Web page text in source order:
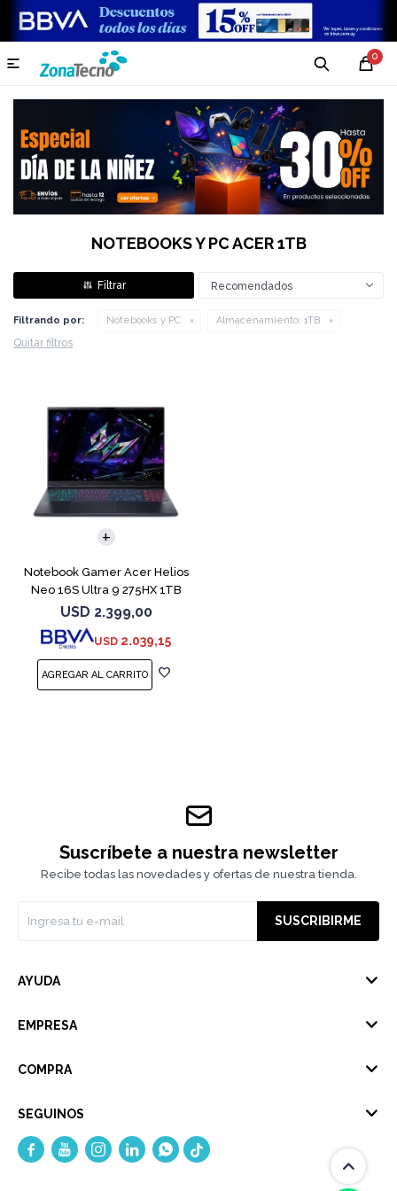
0

NOTEBOOKS Y PC ACER 1TB
Recomendados
Filtrando por: Notebooks y PC Almacenamiento: 1TB
Quitar filtros
Notebook Gamer Acer Helios
Neo 16S Ultra 9 275HX 1TB
5060
USD 2.399,00
USD 2.039,15
Suscríbete a nuestra newsletter
Recibe todas las novedades y ofertas de nuestra tienda.
SUSCRIBIRME
AYUDA
EMPRESA
COMPRA
SEGUINOS
    